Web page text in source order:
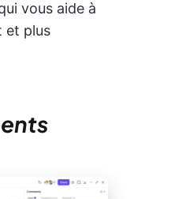
vous aide à
et plus